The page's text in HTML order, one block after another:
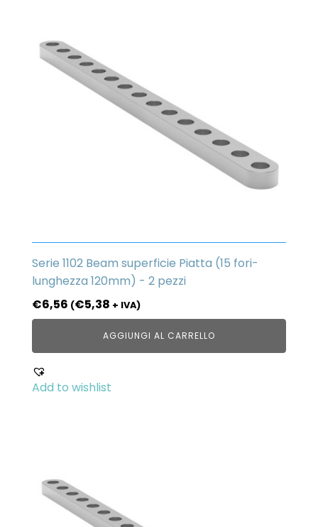
Serie 1102 Beam superficie Piatta (15 fori-
lunghezza 120mm) - 2 pezzi
€6,56 (€5,38 + IVA)
AGGIUNGI AL CARRELLO
Add to wishlist